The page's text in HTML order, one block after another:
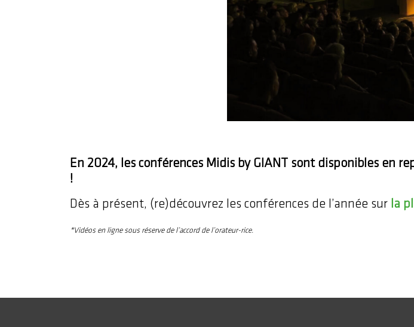
En 2024, les conférences Midis by GIANT sont disponibles en
!
Dès à présent, (re)découvrez les conférences de l’année sur la
*Vidéos en ligne sous réserve de l’accord de l’orateur-rice.